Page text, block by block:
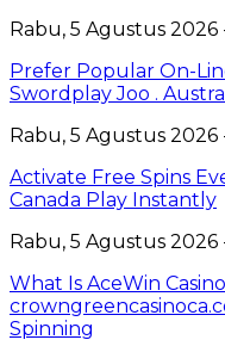
Rabu, 5 Agustus 2026
Prefer Popular On-
Swordplay Joo .
Rabu, 5 Agustus 2026
Activate Free Spins
Canada Play Instantly
Rabu, 5 Agustus 2026
What Is AceWin
Spinning